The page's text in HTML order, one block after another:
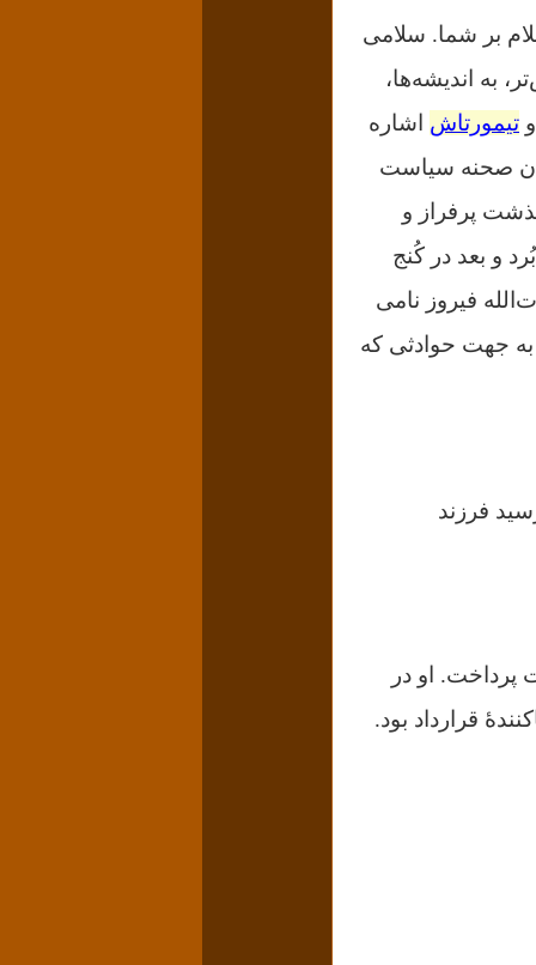
بر شما. سلامی
به اندیشه‌ها،
تیمورتاش اشاره
صحنه سیاست
پرفراز و
و بعد در کُنج
فیروز نامی
جهت حوادثی که
در سمنان به قتل رسید فرزند
او در
قرارداد بود.